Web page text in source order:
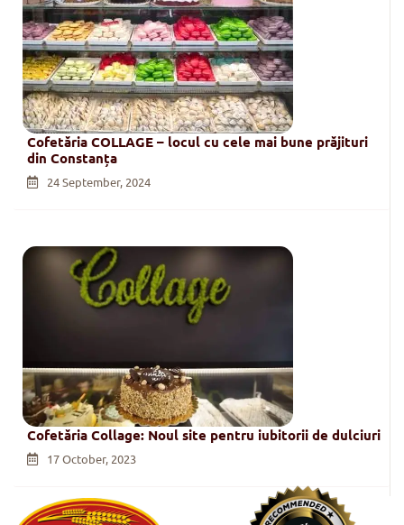
Cofetăria COLLAGE – locul cu cele mai bune prăjituri
din Constanța
24 September, 2024
Cofetăria Collage: Noul site pentru iubitorii de dulciuri
17 October, 2023